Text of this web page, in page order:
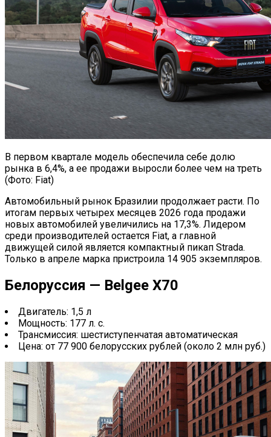
В первом квартале модель обеспечила себе долю
рынка в 6,4%, а ее продажи выросли более чем на треть
(Фото: Fiat)
Автомобильный рынок Бразилии продолжает расти. По
итогам первых четырех месяцев 2026 года продажи
новых автомобилей увеличились на 17,3%. Лидером
среди производителей остается Fiat, а главной
движущей силой является компактный пикап Strada.
Только в апреле марка пристроила 14 905 экземпляров.
Белоруссия — Belgee X70
Двигатель: 1,5 л
Мощность: 177 л. с.
Трансмиссия: шестиступенчатая автоматическая
Цена: от 77 900 белорусских рублей (около 2 млн руб.)